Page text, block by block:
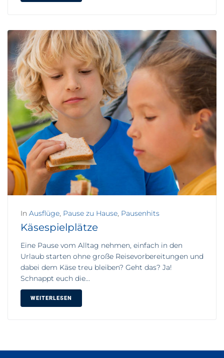
In Ausflüge, Pause zu Hause, Pausenhits
Käsespielplätze
Eine Pause vom Alltag nehmen, einfach in den
Urlaub starten ohne große Reisevorbereitungen und
dabei dem Käse treu bleiben? Geht das? Ja!
Schnappt euch die...
WEITERLESEN